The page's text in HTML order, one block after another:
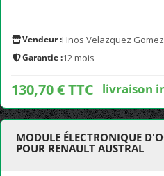
Vendeur :Hnos Velazquez
Garantie :12 mois
130,70 € TTC livraison
MODULE ÉLECTRONIQUE
POUR RENAULT AUSTRAL